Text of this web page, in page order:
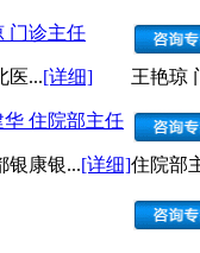
门诊主任
医...[详细]
华 住院部主任
银康银...[详细]
王艳琼
住院部